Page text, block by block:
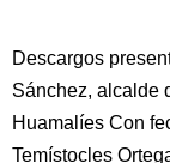
Descargos
Sánchez, alcalde
Huamalíes Con
Temístocles